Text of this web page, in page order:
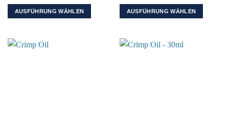
bis
€6,90
AUSFÜHRUNG WÄHLEN
weist
AUSFÜHRUNG WÄHLEN
weist